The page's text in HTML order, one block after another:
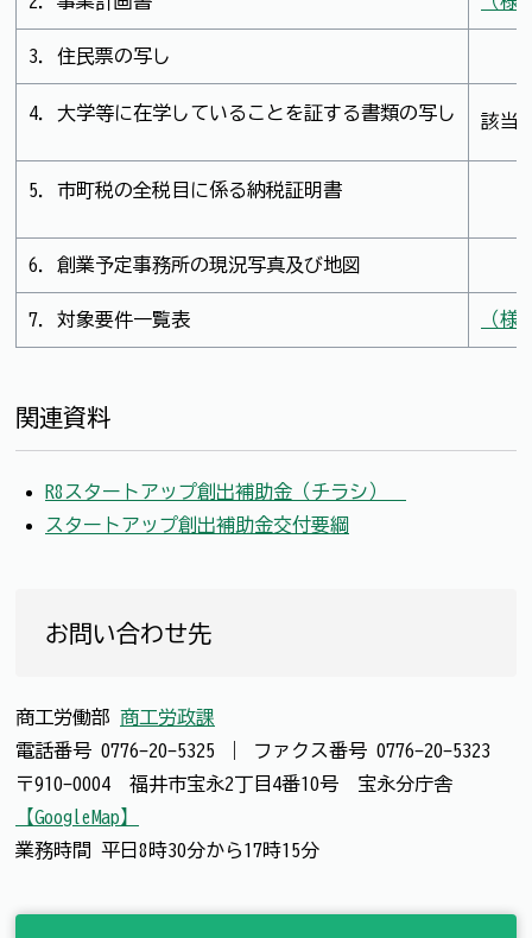
3．住民票の写し
4．大学等に在学していることを証する書類の写し 該当
5．市町税の全税目に係る納税証明書
6．創業予定事務所の現況写真及び地図
7．対象要件一覧表 （様
関連資料
R8スタートアップ創出補助金（チラシ）
スタートアップ創出補助金交付要綱
お問い合わせ先
商工労働部 商工労政課
電話番号 0776-20-5325 ファクス番号 0776-20-5323
〒910-0004 福井市宝永2丁目4番10号 宝永分庁舎
【GoogleMap】
業務時間 平日8時30分から17時15分